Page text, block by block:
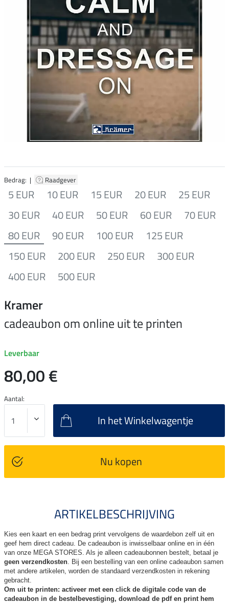
Bedrag: | Raadgever
5 EUR 10 EUR 15 EUR 20 EUR
25 EUR
30 EUR
40 EUR 50 EUR 60 EUR
70 EUR
80 EUR
90 EUR 100 EUR
125 EUR
150 EUR
200 EUR 250 EUR
300 EUR
400 EUR
500 EUR
Kramer
cadeaubon om online uit te printen
Leverbaar
80,00 €
Aantal:
In het Winkelwagentje
Nu kopen
ARTIKELBESCHRIJVING
Kies een kaart en een bedrag print vervolgens de waardebon zelf uit en
geef hem direct cadeau. De cadeaubon is inwisselbaar online en in één
van onze MEGA STORES. Als je alleen cadeaubonnen bestelt, betaal je
geen verzendkosten. Bij een bestelling van een online cadeaubon samen
met andere artikelen, worden de standaard verzendkosten in rekening
gebracht.
Om uit te printen: activeer met een click de digitale code van de
cadeaubon in de bestelbevestiging, download de pdf en print hem